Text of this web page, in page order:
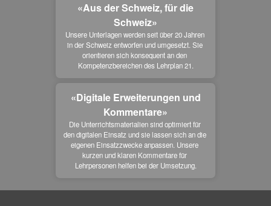
«Aus der Schweiz, für die
Schweiz»
Unsere Unterlagen werden seit über 20 Jahren
in der Schweiz entworfen und umgesetzt. Sie
orientieren sich konsequent an den
Kompetenzbereichen des Lehrplan 21.
«Digitale Erweiterungen und
Kommentare»
Die Unterrichtsmaterialien sind optimiert für
den digitalen Einsatz und sie lassen sich an die
eigenen Einsatzzwecke anpassen. Unsere
kurzen und klaren Kommentare für
Lehrpersonen helfen bei der Umsetzung.